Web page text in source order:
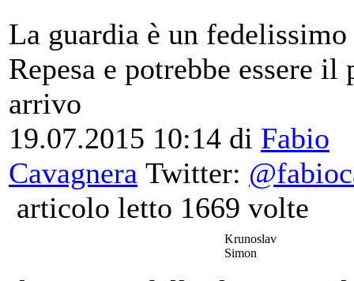
La guardia è un
Repesa e potrebbe essere
arrivo
19.07.2015 10:14 di Fabio
Cavagnera Twitter:
articolo letto 1669 volte
Krunoslav
Simon